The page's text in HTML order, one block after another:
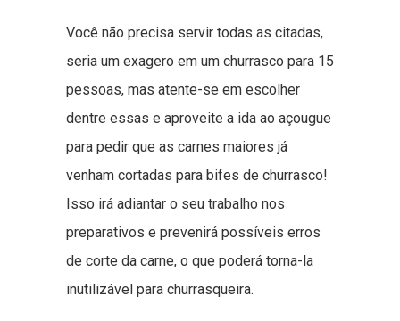
Você não precisa servir todas as citadas,
seria um exagero em um churrasco para 15
pessoas, mas atente-se em escolher
dentre essas e aproveite a ida ao açougue
para pedir que as carnes maiores já
venham cortadas para bifes de churrasco!
Isso irá adiantar o seu trabalho nos
preparativos e prevenirá possíveis erros
de corte da carne, o que poderá torna-la
inutilizável para churrasqueira.